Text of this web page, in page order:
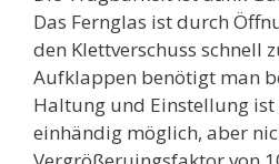
Das Fernglas ist durch
den Klettverschuss schnell
Aufklappen benötigt man
Haltung und Einstellung
einhändig möglich, aber